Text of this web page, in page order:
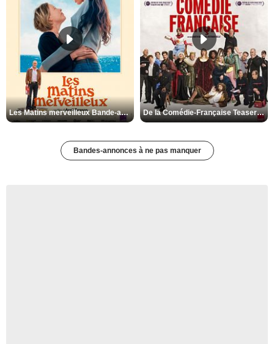
Les Matins merveilleux Bande-annonce VF De la Comédie-Française Teaser VF
Bandes-annonces à ne pas manquer